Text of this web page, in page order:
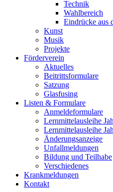
Technik
Wahlbereich
Eindrücke aus
Kunst
Musik
Projekte
Förderverein
Aktuelles
Beitrittsformulare
Satzung
Glasfusing
Listen & Formulare
Anmeldeformulare
Lernmittelausleihe
Lernmittelausleihe
Änderungsanzeige
Unfallmeldungen
Bildung und Teilhabe
Verschiedenes
Krankmeldungen
Kontakt